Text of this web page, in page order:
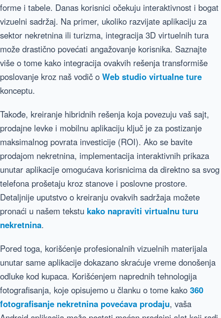
forme i tabele. Danas korisnici očekuju interaktivnost i bogat
vizuelni sadržaj. Na primer, ukoliko razvijate aplikaciju za
sektor nekretnina ili turizma, integracija 3D virtuelnih tura
može drastično povećati angažovanje korisnika. Saznajte
više o tome kako integracija ovakvih rešenja transformiše
poslovanje kroz naš vodič o Web studio virtualne ture
konceptu.
Takođe, kreiranje hibridnih rešenja koja povezuju vaš sajt,
prodajne levke i mobilnu aplikaciju ključ je za postizanje
maksimalnog povrata investicije (ROI). Ako se bavite
prodajom nekretnina, implementacija interaktivnih prikaza
unutar aplikacije omogućava korisnicima da direktno sa svog
telefona prošetaju kroz stanove i poslovne prostore.
Detaljnije uputstvo o kreiranju ovakvih sadržaja možete
pronaći u našem tekstu kako napraviti virtualnu turu
nekretnina.
Pored toga, korišćenje profesionalnih vizuelnih materijala
unutar same aplikacije dokazano skraćuje vreme donošenja
odluke kod kupaca. Korišćenjem naprednih tehnologija
fotografisanja, koje opisujemo u članku o tome kako 360
fotografisanje nekretnina povećava prodaju, vaša